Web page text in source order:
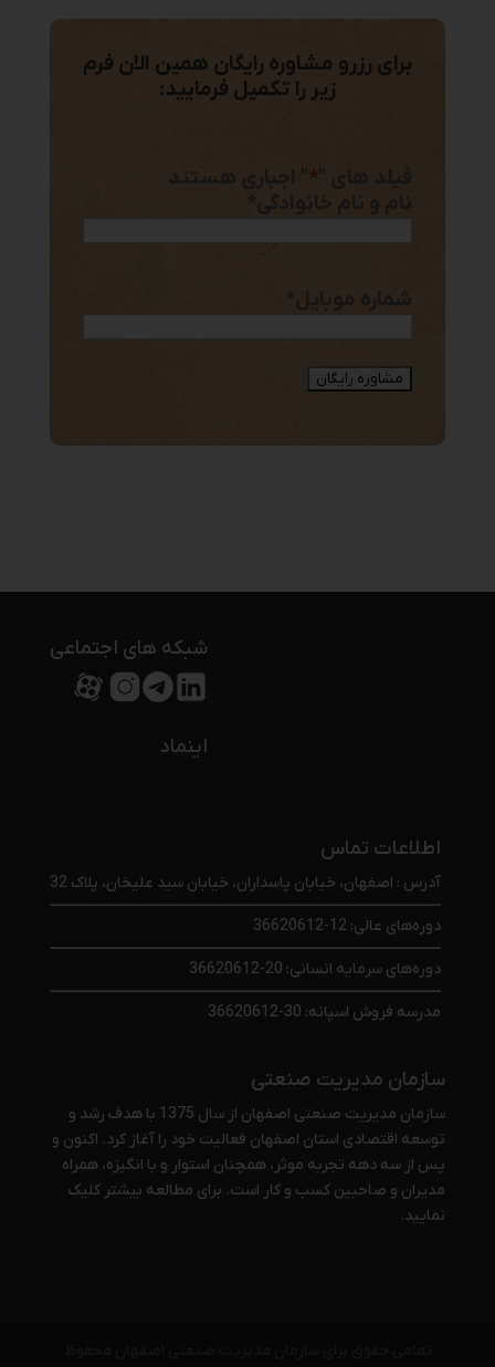
برای رزرو مشاوره رایگان همین الان فرم
زیر را تکمیل فرمایید:
*" اجباری هستند
نام و نام خانوادگی *
شماره موبایل
شبکه های اجتماعی
اینماد
اطلاعات تماس
آدرس : اصفهان، خیابان پاسداران، خیابان سید علیخان، پلاک 32
دوره‌های عالی: 12-36620612
دوره‌های سرمایه انسانی: 20-36620612
مدرسه فروش اسپانه: 30-36620612
سازمان مدیریت صنعتی
سازمان مدیریت صنعتی اصفهان از سال 1375 با هدف رشد و
توسعه اقتصادی استان اصفهان فعالیت خود را آغاز کرد. اکنون و
پس از سه دهه تجربه موثر، همچنان استوار و با انگیزه، همراه
مدیران و صاحبین کسب و کار است. برای مطالعه بیشتر کلیک
نمایید.